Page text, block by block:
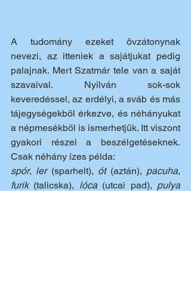
A tudomány ezeket övzátonynak
nevezi, az itteniek a sajátjukat pedig
palajnak. Mert Szatmár tele van a saját
szavaival. Nyilván sok-sok
keveredéssel, az erdélyi, a sváb és más
tájegységekből érkezve, és néhányukat
a népmesékből is ismerhetjük. Itt viszont
gyakori részei a beszélgetéseknek.
Csak néhány ízes példa:
spór, ler (sparhelt), ót (aztán), pacuha
furik (talicska), lóca (utcai pad),
pulya